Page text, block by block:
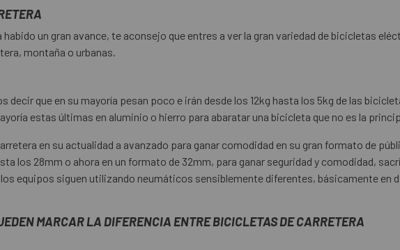
habido un gran avance, te aconsejo que entres a ver la gran variedad de bicicletas
montaña o urbanas.
decir que en su mayoría pesan poco e irán desde los 12kg hasta los 5kg de las
estas últimas en aluminio o hierro para abaratar una bicicleta que no es la
en su actualidad a avanzado para ganar comodidad en su gran formato de
los 28mm o ahora en un formato de 32mm, para ganar seguridad y comodidad,
equipos siguen utilizando neumáticos sensiblemente diferentes, básicamente en
MARCAR LA DIFERENCIA ENTRE BICICLETAS DE CARRETERA